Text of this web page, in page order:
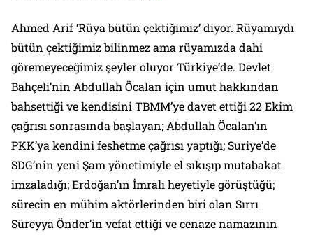
Ahmed Arif ‘Rüya bütün çektiğimiz’ diyor. Rüyamıydı
bütün çektiğimiz bilinmez ama rüyamızda dahi
göremeyeceğimiz şeyler oluyor Türkiye’de. Devlet
Bahçeli’nin Abdullah Öcalan için umut hakkından
bahsettiği ve kendisini TBMM’ye davet ettiği 22 Ekim
çağrısı sonrasında başlayan; Abdullah Öcalan’ın
PKK’ya kendini feshetme çağrısı yaptığı; Suriye’de
SDG’nin yeni Şam yönetimiyle el sıkışıp mutabakat
imzaladığı; Erdoğan’ın İmralı heyetiyle görüştüğü;
sürecin en mühim aktörlerinden biri olan Sırrı
Süreyya Önder’in vefat ettiği ve cenaze namazının